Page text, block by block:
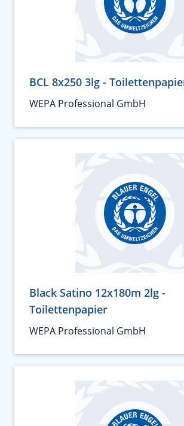
BCL 8x250 3lg -
WEPA Professional GmbH
Black Satino 12x180m 2lg -
Toilettenpapier
WEPA Professional GmbH